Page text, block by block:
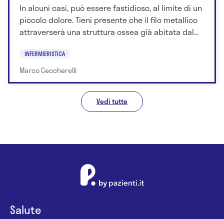
In alcuni casi, può essere fastidioso, al limite di un
piccolo dolore. Tieni presente che il filo metallico
attraverserà una struttura ossea già abitata dal...
INFERMIERISTICA
Marco Ceccherelli
Vedi tutte
Salute